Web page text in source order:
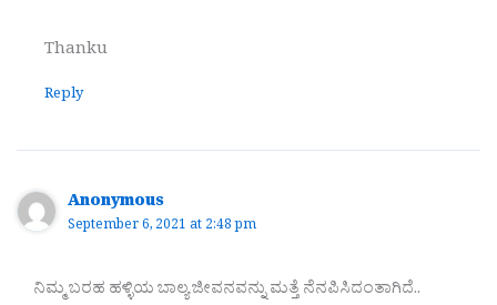
Thanku
Reply
Anonymous
September 6, 2021 at 2:48 pm
ನಿಮ್ಮ ಬರಹ ಹಳ್ಳಿಯ ಬಾಲ್ಯ ಜೀವನವನ್ನು ಮತ್ತೆ ನೆನಪಿಸಿದಂತಾಗಿದೆ..